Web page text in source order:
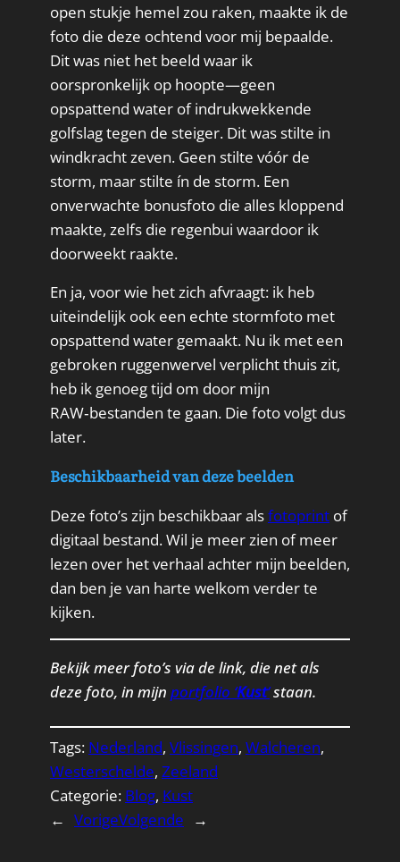
open stukje hemel zou raken, maakte ik de
foto die deze ochtend voor mij bepaalde.
Dit was niet het beeld waar ik
oorspronkelijk op hoopte—geen
opspattend water of indrukwekkende
golfslag tegen de steiger. Dit was stilte in
windkracht zeven. Geen stilte vóór de
storm, maar stilte ín de storm. Een
onverwachte bonusfoto die alles kloppend
maakte, zelfs die regenbui waardoor ik
doorweekt raakte.
En ja, voor wie het zich afvraagt: ik heb
uiteindelijk ook een echte stormfoto met
opspattend water gemaakt. Nu ik met een
gebroken ruggenwervel verplicht thuis zit,
heb ik genoeg tijd om door mijn
RAW‑bestanden te gaan. Die foto volgt dus
later.
Beschikbaarheid van deze beelden
Deze foto’s zijn beschikbaar alsfotoprint of
digitaal bestand. Wil je meer zien of meer
lezen over het verhaal achter mijn beelden,
dan ben je van harte welkom verder te
kijken.
Bekijk meer foto’s via de link, die net als
deze foto, in mijn portfolio ‘Kust‘staan.
Tags: Nederland, Vlissingen, Walcheren
Westerschelde, Zeeland
Categorie: Blog, Kust
← VorigeVolgende →